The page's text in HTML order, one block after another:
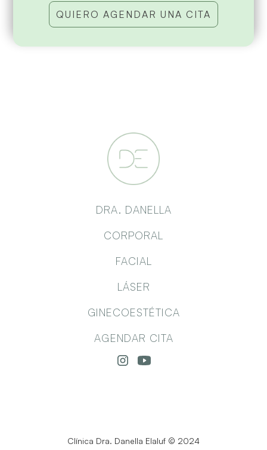
QUIERO AGENDAR UNA CITA
DRA. DANELLA
CORPORAL
FACIAL
LÁSER
GINECOESTÉTICA
AGENDAR CITA
Clínica Dra. Danella Elaluf © 2024